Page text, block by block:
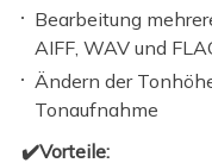
Bearbeitung
AIFF, WAV und
Ändern der
Tonaufnahme
✔️Vorteile: